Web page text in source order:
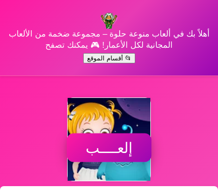
أهلاً بك في ألعاب منوعة حلوة – مجموعة ضخمة من الألعاب
المجانية لكل الأعمار! 🎮 يمكنك تصفح
📂 أقسام الموقع
إلعــــب